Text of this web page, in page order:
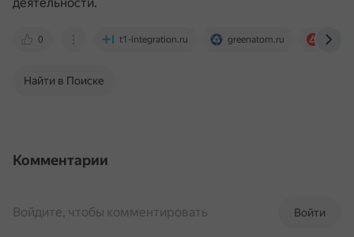
0 t1-integration.ru greenatom.ru
Найти в Поиске
Комментарии
Войти
Войдите, чтобы комментировать